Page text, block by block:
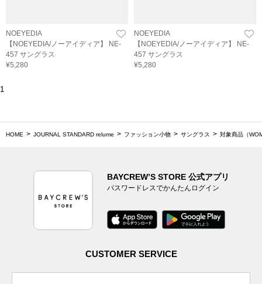
NOEYEDIA
【NOEYEDIA/ノーアイディア】 NE-
457 サングラス
¥5,280
NOEYEDIA
【NOEYEDIA/ノーアイディア】 NE-
457 サングラス
¥5,280
1
HOME JOURNAL STANDARD relume ファッション小物 サングラス 対象商品（
BAYCREW’S STORE 公式アプリ
パスワードレスでかんたんログイン
CUSTOMER SERVICE